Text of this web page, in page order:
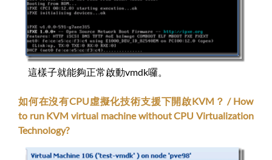
這樣子就能夠正常啟動vmdk囉。
如何在沒有CPU虛擬化技術支援下開啟KVM？ / How
to run KVM virtual machine without CPU Virtualization
Technology?